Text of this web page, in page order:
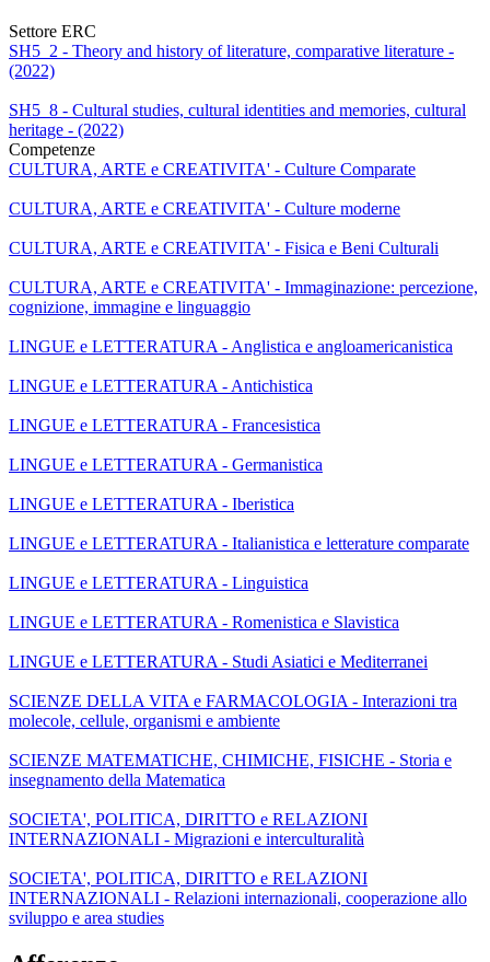
Settore ERC
SH5_2 - Theory and history of literature, comparative literature -
(2022)
SH5_8 - Cultural studies, cultural identities and memories, cultural
heritage - (2022)
Competenze
CULTURA, ARTE e CREATIVITA' - Culture Comparate
CULTURA, ARTE e CREATIVITA' - Culture moderne
CULTURA, ARTE e CREATIVITA' - Fisica e Beni Culturali
CULTURA, ARTE e CREATIVITA' - Immaginazione: percezione,
cognizione, immagine e linguaggio
LINGUE e LETTERATURA - Anglistica e angloamericanistica
LINGUE e LETTERATURA - Antichistica
LINGUE e LETTERATURA - Francesistica
LINGUE e LETTERATURA - Germanistica
LINGUE e LETTERATURA - Iberistica
LINGUE e LETTERATURA - Italianistica e letterature comparate
LINGUE e LETTERATURA - Linguistica
LINGUE e LETTERATURA - Romenistica e Slavistica
LINGUE e LETTERATURA - Studi Asiatici e Mediterranei
SCIENZE DELLA VITA e FARMACOLOGIA - Interazioni tra
molecole, cellule, organismi e ambiente
SCIENZE MATEMATICHE, CHIMICHE, FISICHE - Storia e
insegnamento della Matematica
SOCIETA', POLITICA, DIRITTO e RELAZIONI
INTERNAZIONALI - Migrazioni e interculturalità
SOCIETA', POLITICA, DIRITTO e RELAZIONI
INTERNAZIONALI - Relazioni internazionali, cooperazione allo
sviluppo e area studies